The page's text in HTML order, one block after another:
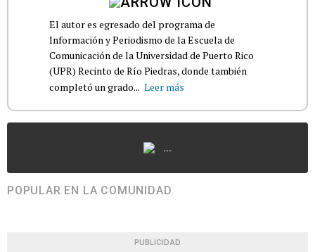
El autor es egresado del programa de
Información y Periodismo de la Escuela de
Comunicación de la Universidad de Puerto Rico
(UPR) Recinto de Río Piedras, donde también
completó un grado... Leer más
...
POPULAR EN LA COMUNIDAD
PUBLICIDAD